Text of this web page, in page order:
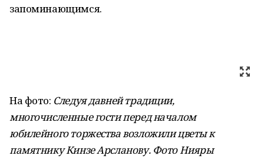
запоминающимся.
На фото: Следуя давней традиции,
многочисленные гости перед началом
юбилейного торжества возложили цветы к
памятнику Кинзе Арсланову. Фото Нияры